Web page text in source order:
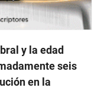
y la edad
seis
en la